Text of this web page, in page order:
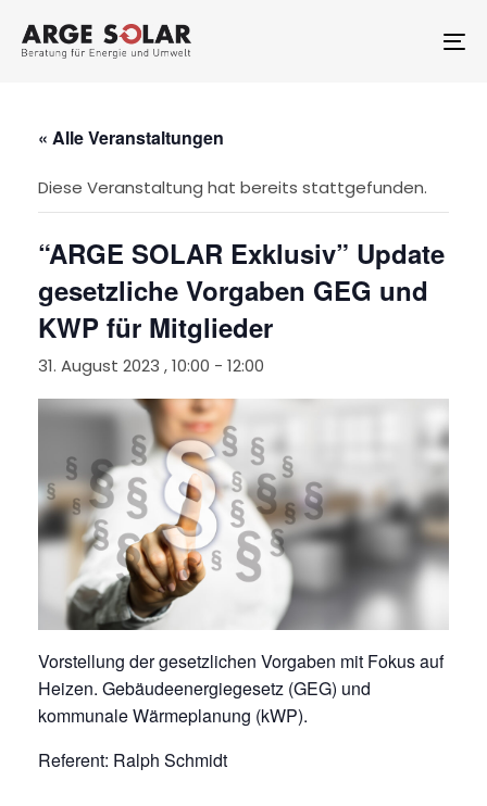
links
primary
content« Alle Veranstaltungen
Diese Veranstaltung hat bereits stattgefunden.
“ARGE SOLAR Exklusiv” Update
gesetzliche Vorgaben GEG und
KWP für Mitglieder
31. August 2023 , 10:00 - 12:00
Vorstellung der gesetzlichen Vorgaben mit Fokus auf
Heizen. Gebäudeenergiegesetz (GEG) und
kommunale Wärmeplanung (kWP).
Referent: Ralph Schmidt